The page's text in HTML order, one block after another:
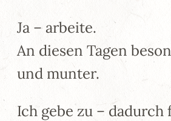
Ja – arbeite.
An diesen Tagen
und munter.
Ich gebe zu – dadurch